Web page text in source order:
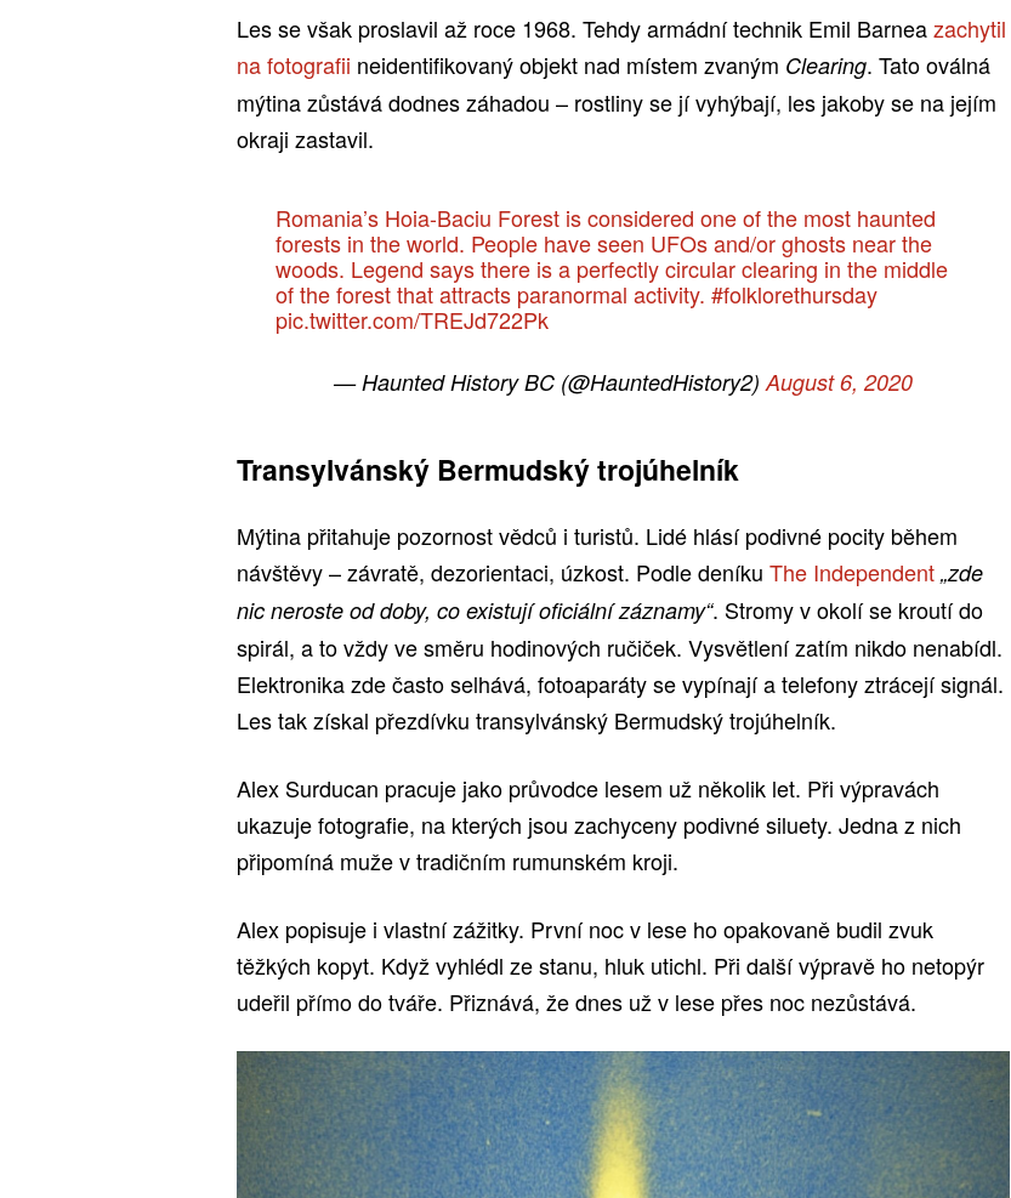
Les se však proslavil až roce 1968. Tehdy armádní technik Emil Barneazachytil
na fotografii neidentifikovaný objekt nad místem zvaným Clearing. Tato oválná
mýtina zůstává dodnes záhadou – rostliny se jí vyhýbají, les jakoby se na jejím
okraji zastavil.
Romania’s Hoia-Baciu Forest is considered one of the most haunted
forests in the world. People have seen UFOs and/or ghosts near the
woods. Legend says there is a perfectly circular clearing in the middle
of the forest that attracts paranormal activity. #folklorethursday
pic.twitter.com/TREJd722Pk
— Haunted History BC (@HauntedHistory2)August 6, 2020
Transylvánský Bermudský trojúhelník
Mýtina přitahuje pozornost vědců i turistů. Lidé hlásí podivné pocity během
návštěvy – závratě, dezorientaci, úzkost. Podle deníku The Independent „zde
nic neroste od doby, co existují oficiální záznamy“. Stromy v okolí se kroutí do
spirál, a to vždy ve směru hodinových ručiček. Vysvětlení zatím nikdo nenabídl.
Elektronika zde často selhává, fotoaparáty se vypínají a telefony ztrácejí signál.
Les tak získal přezdívku transylvánský Bermudský trojúhelník.
Alex Surducan pracuje jako průvodce lesem už několik let. Při výpravách
ukazuje fotografie, na kterých jsou zachyceny podivné siluety. Jedna z nich
připomíná muže v tradičním rumunském kroji.
Alex popisuje i vlastní zážitky. První noc v lese ho opakovaně budil zvuk
těžkých kopyt. Když vyhlédl ze stanu, hluk utichl. Při další výpravě ho netopýr
udeřil přímo do tváře. Přiznává, že dnes už v lese přes noc nezůstává.